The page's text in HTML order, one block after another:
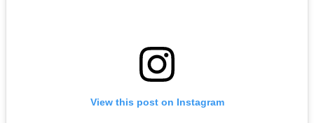
View this post on Instagram